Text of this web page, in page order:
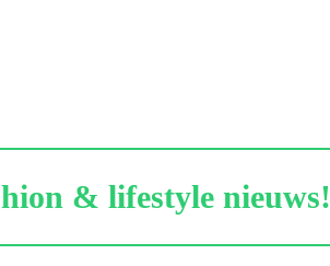
& lifestyle nieuws!